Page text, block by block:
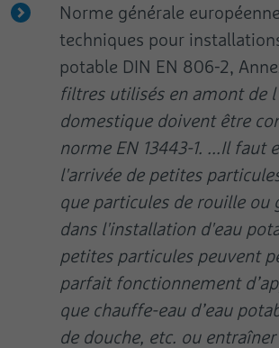
Norme générale
techniques pour
potable DIN EN 806-2,
filtres utilisés en amont de
domestique doivent être
norme EN 13443-1. ...Il faut
l'arrivée de petites
que particules de rouille ou
dans l'installation d'eau
petites particules peuvent
parfait fonctionnement
que chauffe-eau d’eau
de douche, etc. ou